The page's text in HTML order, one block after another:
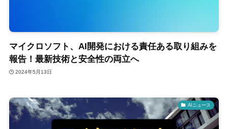
マイクロソフト、AI開発における責任ある取り組みを
報告！最新技術と安全性の両立へ
2024年5月13日
AIニュース